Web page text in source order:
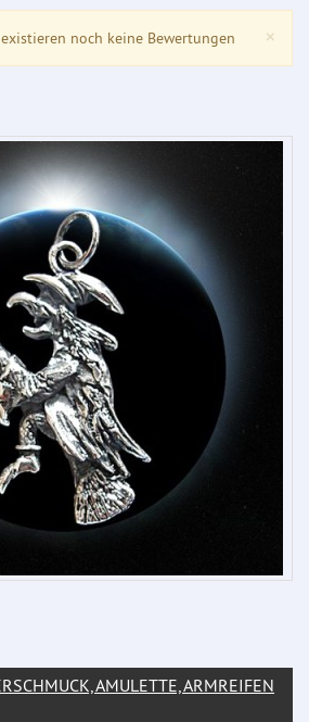
×
noch keine Bewertungen
AMULETTE, ARMREIFEN